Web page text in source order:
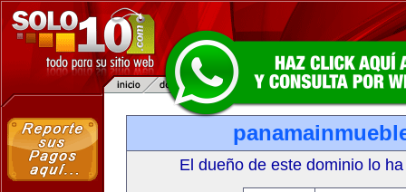
El dueño de este dominio lo